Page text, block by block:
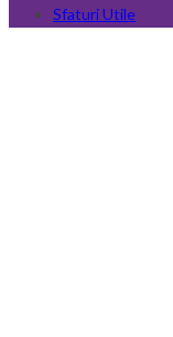
Sfaturi Utile